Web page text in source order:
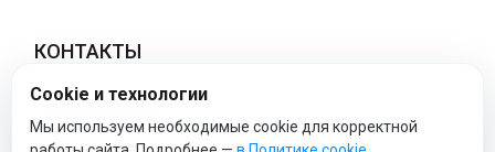
КОНТАКТЫ
+7 (495) 120-29-85
info@cam-official-store.ru
Cookie и технологии
Мы используем необходимые cookie для корректной